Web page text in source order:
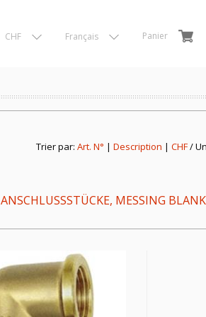
CHF Français Panier
Trier par: Art. N° | Description | CHF/
ANSCHLUSSSTÜCKE, MESSING